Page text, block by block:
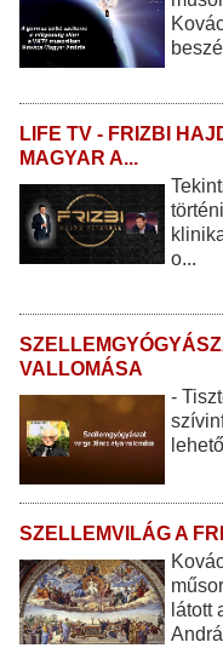
LIFE TV - FRIZBI
MAGYAR A...
o...
VALLOMÁSA
-
SZELLEMVILÁG A
látott